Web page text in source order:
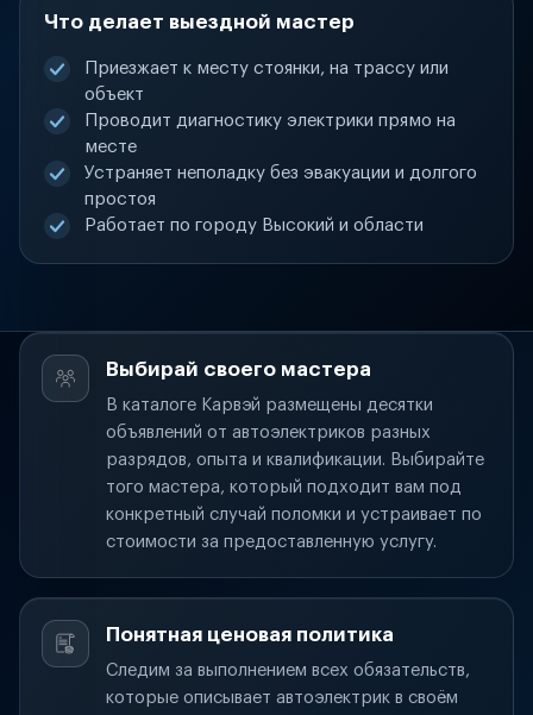
Что делает выездной мастер
Приезжает к месту стоянки, на трассу или
объект
Проводит диагностику электрики прямо на
месте
Устраняет неполадку без эвакуации и долгого
простоя
Работает по городу Высокий и области
Выбирай своего мастера
В каталоге Карвэй размещены десятки
объявлений от автоэлектриков разных
разрядов, опыта и квалификации. Выбирайте
того мастера, который подходит вам под
конкретный случай поломки и устраивает по
стоимости за предоставленную услугу.
Понятная ценовая политика
Следим за выполнением всех обязательств,
которые описывает автоэлектрик в своём